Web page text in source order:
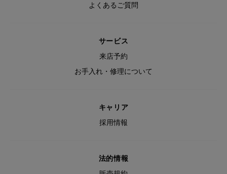
よくあるご質問
サービス
来店予約
お手入れ・修理について
キャリア
採用情報
法的情報